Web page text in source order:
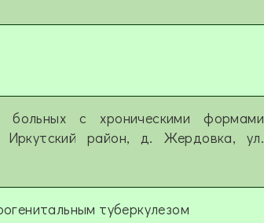
больных с хроническими формами
Иркутский район, д. Жердовка, ул.
туберкулезом